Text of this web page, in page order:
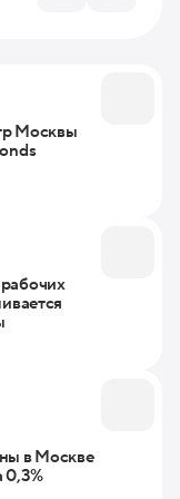
Москвы
в Москве
0,3%